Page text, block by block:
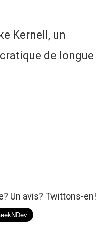
Kernell, un
de longue
Un avis? Twittons-en!